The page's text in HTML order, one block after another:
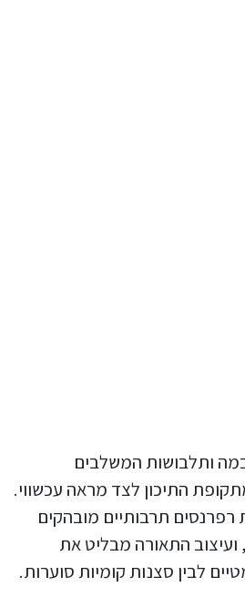
ותלבושות המשלבים
התיכון לצד מראה עכשווי.
רפרנסים תרבותיים מובהקים
משנות ה-90 וה-2000, ועיצוב התאורה מבליט את
לבין סצנות קומיות סוערות.